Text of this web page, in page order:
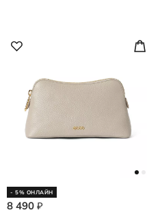
- 5% ОНЛАЙН
8 490 ₽